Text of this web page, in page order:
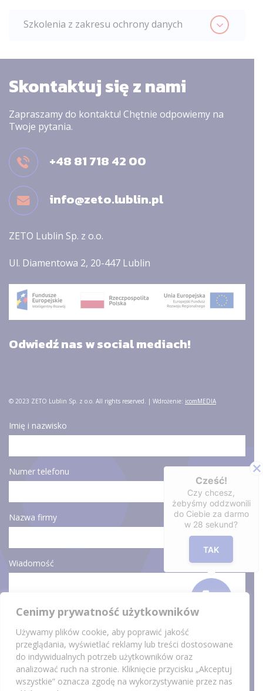
Cenimy prywatność użytkowników
Używamy plików cookie, aby poprawić jakość
przeglądania, wyświetlać reklamy lub treści dostosowane
do indywidualnych potrzeb użytkowników oraz
analizować ruch na stronie. Kliknięcie przycisku „Akceptuj
wszystkie” oznacza zgodę na wykorzystywanie przez nas
Szkolenia z zakresu ochrony danych
Skontaktuj się z nami
Zapraszamy do kontaktu! Chętnie odpowiemy na
Twoje pytania.
+48 81 718 42 00
info@zeto.lublin.pl
ZETO Lublin Sp. z o.o.
Ul. Diamentowa 2, 20-447 Lublin
Odwiedź nas w social mediach!
© 2023 ZETO Lublin Sp. z o.o. All rights reserved. | Wdrożenie: icomMEDIA
Imię i nazwisko
Numer telefonu
Nazwa firmy
Wiadomość
Wyrażam zgodę na przetwarzane moich danych osobowych będą w celu
udzielenia odpowiedzi na przesłane zapytanie. Więcej wklauzuli informacyjnej
orazpolityce prywatności .
Cześć!
Czy chcesz,
żebyśmy oddzwonili
do Ciebie za darmo
w 28 sekund?
TAK